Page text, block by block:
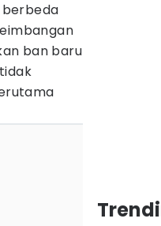
berbeda
ban baru